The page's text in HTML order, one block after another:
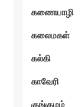
கணையாழி
கலைமகள்
கல்கி
காவேரி
குங்குமம்